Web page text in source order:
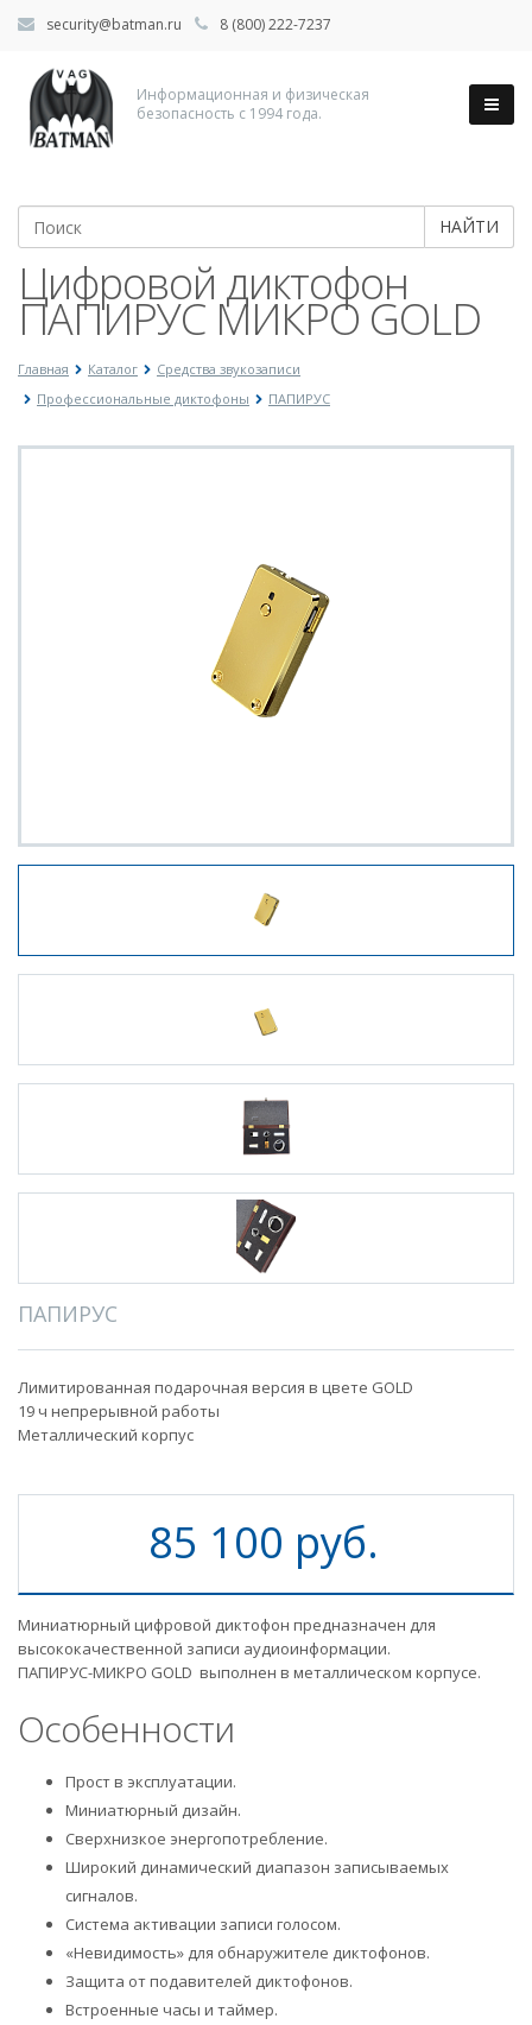
security@batman.ru 8 (800) 222-7237
Информационная и физическая
безопасность с 1994 года.
НАЙТИ
Цифровой диктофон
ПАПИРУС МИКРО GOLD
Главная Каталог
Средства звукозаписи
Профессиональные диктофоны
ПАПИРУС
ПАПИРУС
Лимитированная подарочная версия в цвете GOLD
19 ч непрерывной работы
Металлический корпус
85 100 руб.
Миниатюрный цифровой диктофон предназначен для
высококачественной записи аудиоинформации.
ПАПИРУС-МИКРО GOLD выполнен в металлическом корпусе.
Особенности
Прост в эксплуатации.
Миниатюрный дизайн.
Сверхнизкое энергопотребление.
Широкий динамический диапазон записываемых
сигналов.
Система активации записи голосом.
«Невидимость» для обнаружителе диктофонов.
Защита от подавителей диктофонов.
Встроенные часы и таймер.